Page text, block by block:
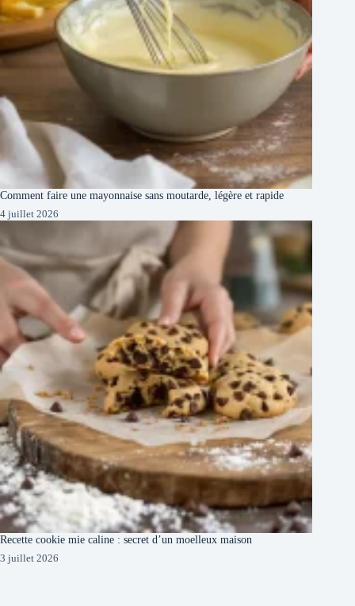
Comment faire une mayonnaise sans moutarde, légère et rapide
4 juillet 2026
Recette cookie mie caline : secret d’un moelleux maison
3 juillet 2026